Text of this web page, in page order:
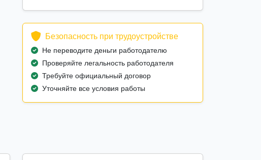
Безопасность при трудоустройстве
Не переводите деньги работодателю
Проверяйте легальность работодателя
Требуйте официальный договор
Уточняйте все условия работы